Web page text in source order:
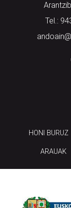
Tel.:
HONI BURUZ
ARAUAK